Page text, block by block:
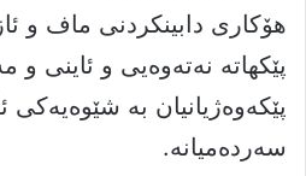
هۆکارى دابینکردنى ماف و
پێکهاتە نەتەوەیى و ئاینى و
پێکەوەژیانیان بە شێوەیەکى
سەردەمیانە.